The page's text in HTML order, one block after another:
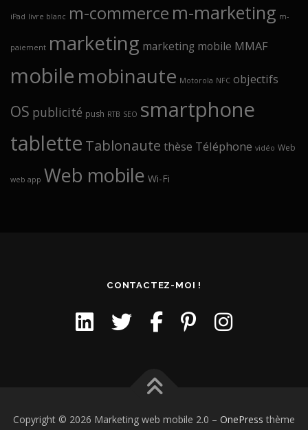
iPad livre blanc m-commerce m-marketing m-
paiement marketing marketing mobile MMAF
mobile mobinaute Motorola NFC objectifs
OS publicité push RTB SEO smartphone
tablette Tablonaute thèse Téléphone vidéo Web
web app Web mobile Wi-Fi
CONTACTEZ-MOI !
Copyright © 2026 Marketing web mobile 2.0 – OnePress thème